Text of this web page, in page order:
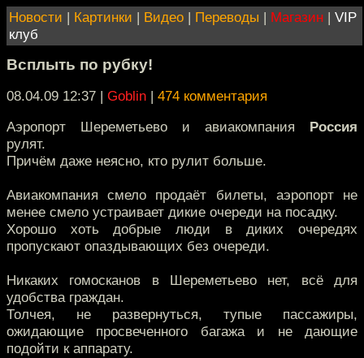
Новости | Картинки | Видео | Переводы | Магазин | VIP
клуб
Всплыть по рубку!
08.04.09 12:37 | Goblin | 474 комментария
Аэропорт Шереметьево и авиакомпания Россия
рулят.
Причём даже неясно, кто рулит больше.
Авиакомпания смело продаёт билеты, аэропорт не
менее смело устраивает дикие очереди на посадку.
Хорошо хоть добрые люди в диких очередях
пропускают опаздывающих без очереди.
Никаких гомосканов в Шереметьево нет, всё для
удобства граждан.
Толчея, не развернуться, тупые пассажиры,
ожидающие просвеченного багажа и не дающие
подойти к аппарату.